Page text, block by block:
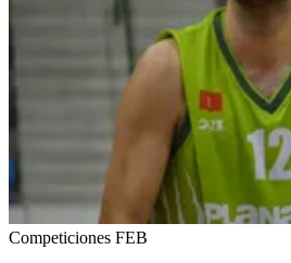
Competiciones FEB